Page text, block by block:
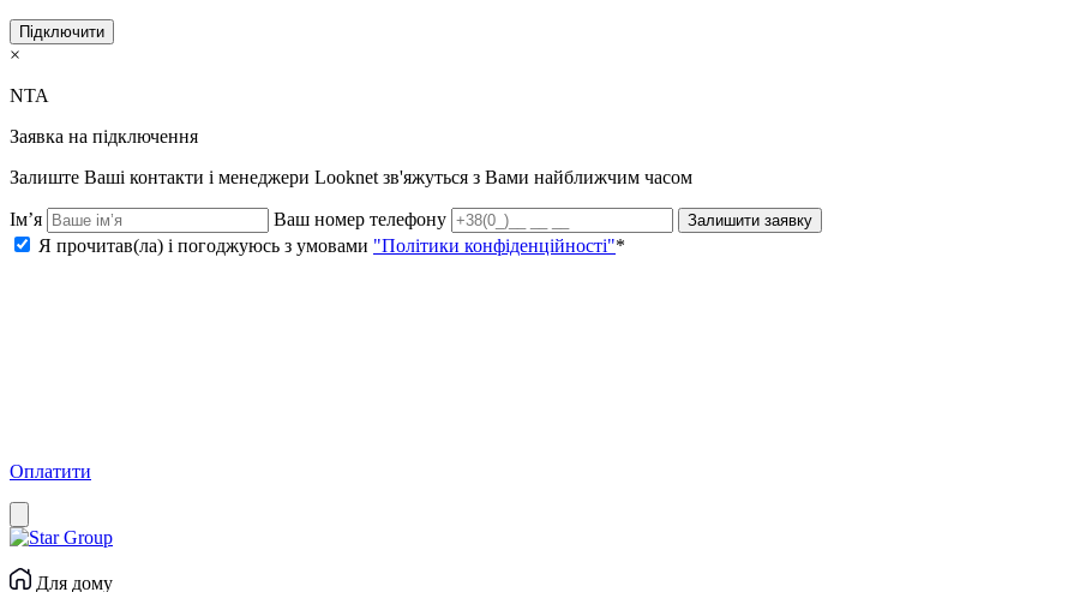
Підключити
×
NTA
Заявка на підключення
Залиште Ваші контакти і менеджери Looknet зв'яжуться з Вами найближчим часом
Ім’я Ваш номер телефону Залишити заявку
Я прочитав(ла) і погоджуюсь з умовами "Політики конфіденційності"*
Оплатити
Для дому